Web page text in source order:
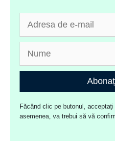
Făcând clic pe butonul,
asemenea, va trebui să vă